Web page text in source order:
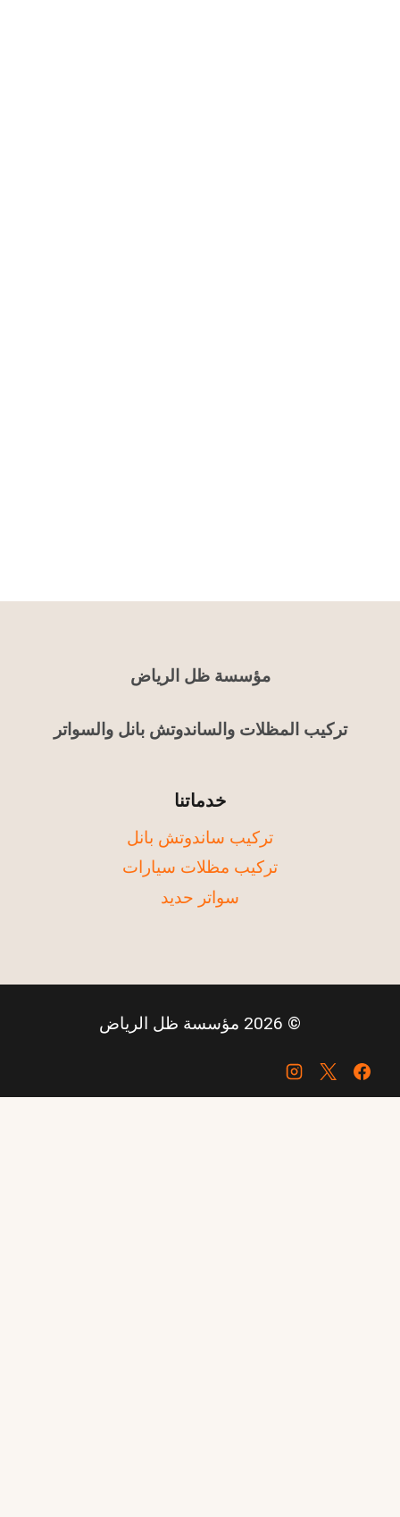
مؤسسة ظل الرياض
تركيب المظلات والساندوتش بانل والسواتر
خدماتنا
تركيب ساندوتش بانل
تركيب مظلات سيارات
سواتر حديد
© 2026 مؤسسة ظل الرياض